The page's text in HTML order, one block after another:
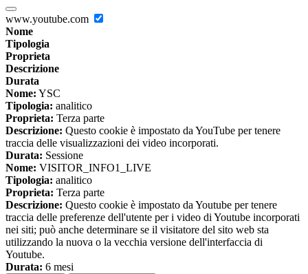
www.youtube.com
Nome
Tipologia
Proprieta
Descrizione
Durata
Nome: YSC
Tipologia: analitico
Proprieta: Terza parte
Descrizione: Questo cookie è impostato da YouTube per tenere
traccia delle visualizzazioni dei video incorporati.
Durata: Sessione
Nome: VISITOR_INFO1_LIVE
Tipologia: analitico
Proprieta: Terza parte
Descrizione: Questo cookie è impostato da Youtube per tenere
traccia delle preferenze dell'utente per i video di Youtube incorporati
nei siti; può anche determinare se il visitatore del sito web sta
utilizzando la nuova o la vecchia versione dell'interfaccia di
Youtube.
Durata: 6 mesi